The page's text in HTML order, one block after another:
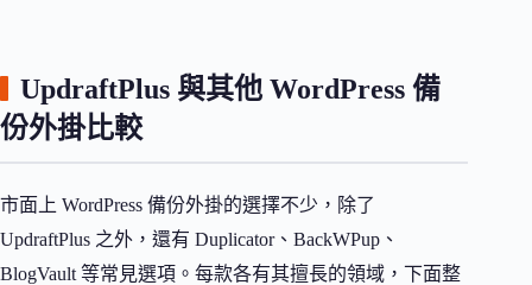
UpdraftPlus 與其他 WordPress 備
份外掛比較
市面上 WordPress 備份外掛的選擇不少，除了
UpdraftPlus 之外，還有 Duplicator、BackWPup、
BlogVault 等常見選項。每款各有其擅長的領域，下面整